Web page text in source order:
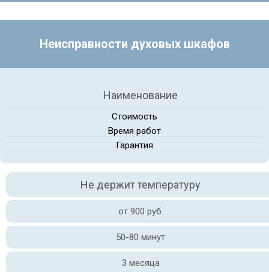
Неисправности духовых шкафов
Наименование
Стоимость
Время работ
Гарантия
Не держит температуру
от 900 руб.
50-80 минут
3 месяца